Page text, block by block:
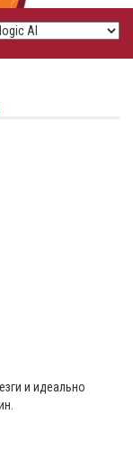
и идеально